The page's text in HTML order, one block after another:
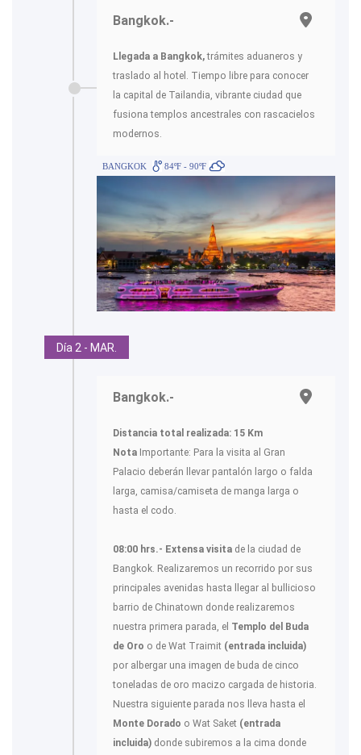
Bangkok.-
Llegada a Bangkok,trámites aduaneros y
traslado al hotel. Tiempo libre para conocer
la capital de Tailandia, vibrante ciudad que
fusiona templos ancestrales con rascacielos
modernos.
BANGKOK 84ºF - 90ºF
Día 2 - MAR.
Bangkok.-
Distancia total realizada: 15 Km
Nota Importante: Para la visita al Gran
Palacio deberán llevar pantalón largo o falda
larga, camisa/camiseta de manga larga o
hasta el codo.
08:00 hrs.- Extensa visita de la ciudad de
Bangkok. Realizaremos un recorrido por sus
principales avenidas hasta llegar al bullicioso
barrio de Chinatown donde realizaremos
nuestra primera parada, el Templo del Buda
de Oro o de Wat Traimit (entrada incluida)
por albergar una imagen de buda de cinco
toneladas de oro macizo cargada de historia.
Nuestra siguiente parada nos lleva hasta el
Monte Dorado o Wat Saket (entrada
incluida) donde subiremos a la cima donde